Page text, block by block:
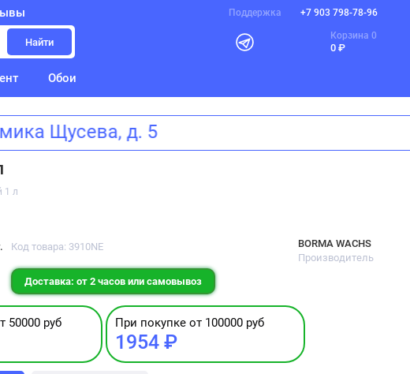
Поддержка +7 903 798-78-96
Найти
Корзина 0
0 ₽
Обои
Щусева, д. 5
1 л
Код товара: 3910NE
BORMA WACHS
Производитель
Доставка: от 2 часов или самовывоз
50000 руб При покупке от 100000 руб
1954 ₽